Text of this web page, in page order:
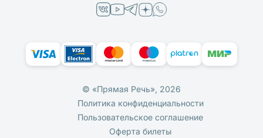
© «Прямая Речь», 2026
Политика конфиденциальности
Пользовательское соглашение
Оферта билеты